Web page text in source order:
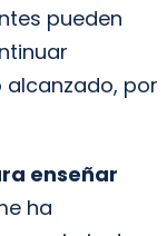
pueden
por
enseñar
ha